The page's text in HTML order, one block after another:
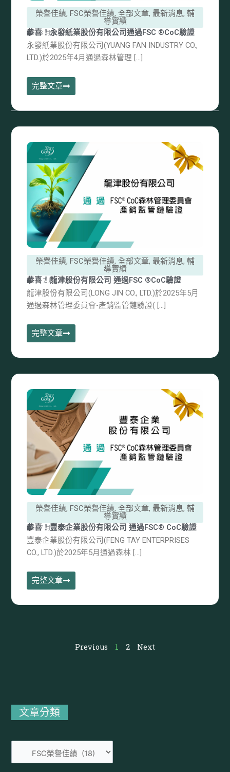
榮譽佳績, FSC榮譽佳績, 全部文章, 最新消息, 輔
導實績
恭喜！永發紙業股份有限公司通過FSC ®CoC驗證
7 8 月, 2025
永發紙業股份有限公司(YUANG FAN INDUSTRY CO.,
LTD.)於2025年4月通過森林管理 […]
完整文章
榮譽佳績, FSC榮譽佳績, 全部文章, 最新消息, 輔
導實績
恭喜！龍津股份有限公司 通過FSC ®CoC驗證
15 7 月, 2025
龍津股份有限公司(LONG JIN CO., LTD.)於2025年5月
通過森林管理委員會-產銷監管鏈驗證( […]
完整文章
榮譽佳績, FSC榮譽佳績, 全部文章, 最新消息, 輔
導實績
恭喜！豐泰企業股份有限公司 通過FSC® CoC驗證
1 7 月, 2025
豐泰企業股份有限公司(FENG TAY ENTERPRISES
CO., LTD.)於2025年5月通過森林 […]
完整文章
Previous 1 2 Next
文章分類
類